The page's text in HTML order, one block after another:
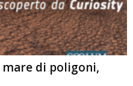
mare di poligoni,